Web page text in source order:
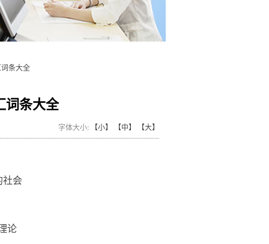
条大全
词条大全
字体大小: 【小】 【中】 【大】
社会
论